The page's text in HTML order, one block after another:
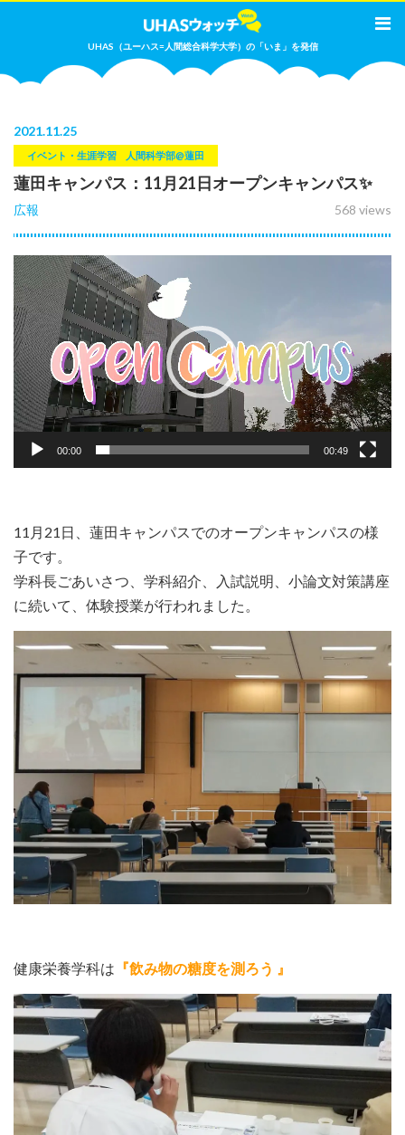
UHAS（ユーハス=人間総合科学大学）の「いま」を発信
2021.11.25
イベント・生涯学習 人間科学部@蓮田
蓮田キャンパス：11月21日オープンキャンパス✨
568 views
広報
動
画
プ
レ
ー
ヤ
ー
00:00 00:49
11月21日、 蓮田キャンパスでのオープンキャンパスの様
子です。
学科長ごあいさつ、学科紹介、入試説明、 小論文対策講座
に続いて、体験授業が行われました。
健康栄養学科は 『飲み物の糖度を測ろう 』